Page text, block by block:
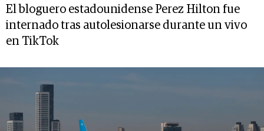
El bloguero estadounidense Perez Hilton fue
internado tras autolesionarse durante un vivo
en TikTok